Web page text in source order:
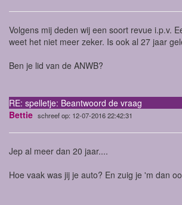
Volgens mij deden wij een soort revue i.p.v.
weet het niet meer zeker. Is ook al 27 jaar
Ben je lid van de ANWB?
RE: spelletje: Beantwoord de vraag
Bettie schreef op: 12-07-2016 22:42:31
Jep al meer dan 20 jaar....
Hoe vaak was jij je auto? En zuig je 'm dan